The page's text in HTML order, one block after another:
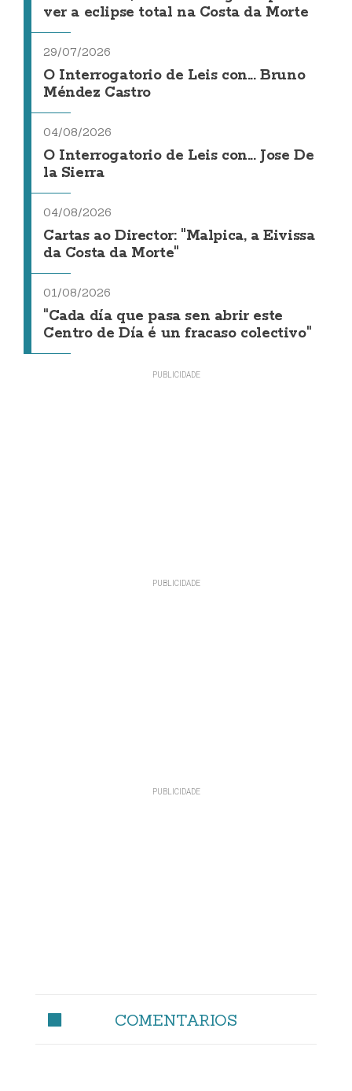
ver a eclipse total na Costa da Morte
29/07/2026
O Interrogatorio de Leis con... Bruno
Méndez Castro
04/08/2026
O Interrogatorio de Leis con... Jose De
la Sierra
04/08/2026
Cartas ao Director: "Malpica, a Eivissa
da Costa da Morte"
01/08/2026
"Cada día que pasa sen abrir este
Centro de Día é un fracaso colectivo"
COMENTARIOS